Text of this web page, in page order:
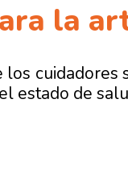
la
los
estado de